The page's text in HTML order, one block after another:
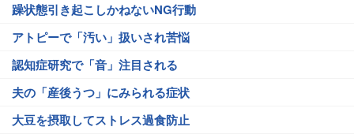
躁状態引き起こしかねないNG行動
アトピーで「汚い」扱いされ苦悩
認知症研究で「音」注目される
夫の「産後うつ」にみられる症状
大豆を摂取してストレス過食防止